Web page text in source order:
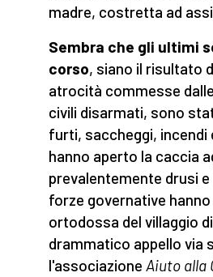
madre, costretta ad
Sembra che gli ultimi
corso, siano il risultato
atrocità commesse
civili disarmati, sono
furti, saccheggi, incendi
hanno aperto la caccia
prevalentemente drusi
forze governative
ortodossa del villaggio
drammatico appello via
l'associazione Aiuto alla